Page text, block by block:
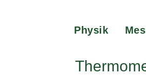
Physik